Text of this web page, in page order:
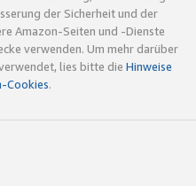
der Sicherheit und der
Amazon-Seiten und -Dienste
verwenden. Um mehr darüber
lies bitte die Hinweise
Cookies.